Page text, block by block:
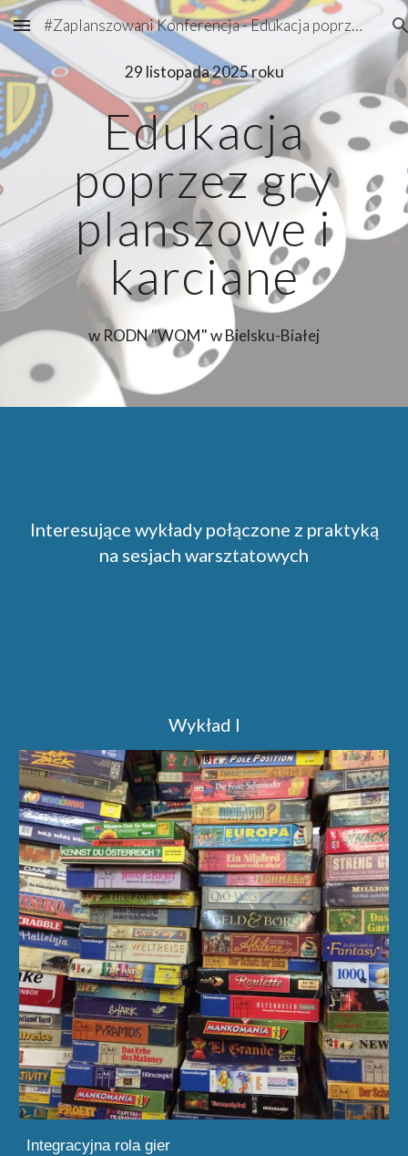
Skip to main content Skip to navigation
#Zaplanszowani Konferencja - Edukacja poprzez gry planszowe i karciane
29 listopada 2025 roku
Edukacja
poprzez gry
planszowe i
karciane
w RODN "WOM" w Bielsku-Białej
Interesujące wykłady połączone z praktyką
na sesjach warsztatowych
Wykład I
Integracyjna rola gier